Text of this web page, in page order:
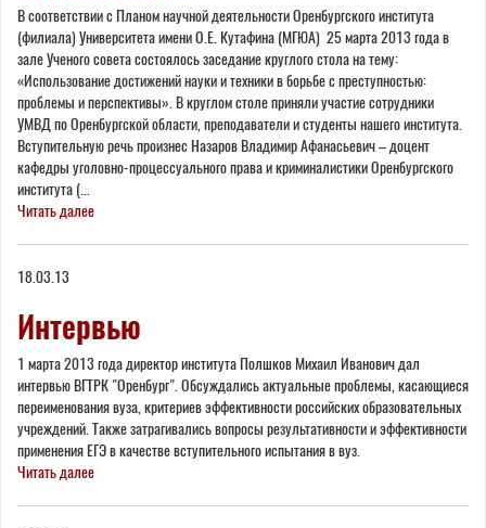
В соответствии с Планом научной деятельности Оренбургского института
(филиала) Университета имени О.Е. Кутафина (МГЮА) 25 марта 2013 года в
зале Ученого совета состоялось заседание круглого стола на тему:
«Использование достижений науки и техники в борьбе с преступностью:
проблемы и перспективы». В круглом столе приняли участие сотрудники
УМВД по Оренбургской области, преподаватели и студенты нашего института.
Вступительную речь произнес Назаров Владимир Афанасьевич – доцент
кафедры уголовно-процессуального права и криминалистики Оренбургского
института (...
Читать далее
18.03.13
Интервью
1 марта 2013 года директор института Полшков Михаил Иванович дал
интервью ВГТРК "Оренбург". Обсуждались актуальные проблемы, касающиеся
переименования вуза, критериев эффективности российских образовательных
учреждений. Также затрагивались вопросы результативности и эффективности
применения ЕГЭ в качестве вступительного испытания в вуз.
Читать далее